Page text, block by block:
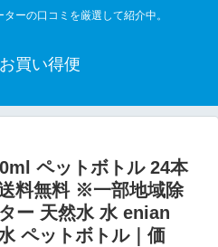
ーの口コミを厳選して紹介中。
買い得便
ペットボトル 24本
料無料 ※一部地域除
ー 天然水 水 enian
ペットボトル｜価